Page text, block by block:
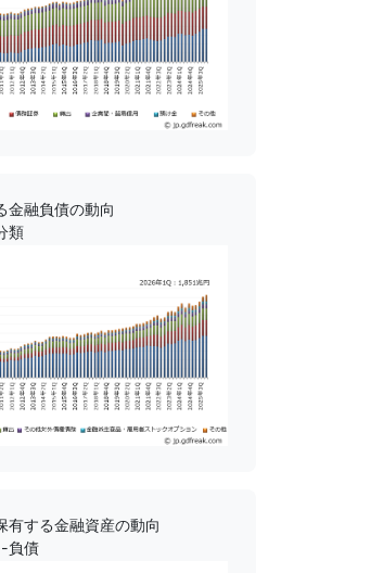
金融負債の動向
類
有する金融資産の動向
負債